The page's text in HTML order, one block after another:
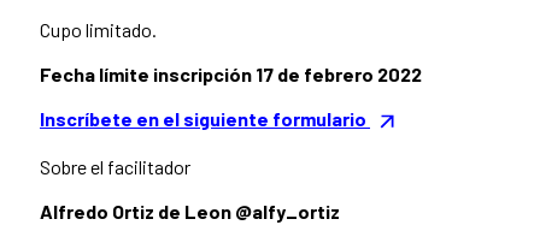
Cupo limitado.
Fecha límite inscripción 17 de febrero 2022
Inscríbete en el siguiente formulario
Sobre el facilitador
Alfredo Ortiz de Leon @alfy_ortiz